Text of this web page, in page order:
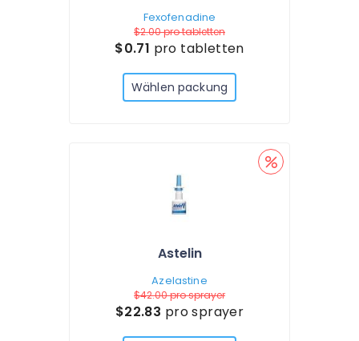
Fexofenadine
$2.00pro tabletten
$0.71 pro tabletten
Wählen packung
Astelin
Azelastine
$42.00pro sprayer
$22.83 pro sprayer